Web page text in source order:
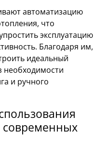
автоматизацию
что
эксплуатацию
Благодаря им,
идеальный
необходимости
и ручного
современных